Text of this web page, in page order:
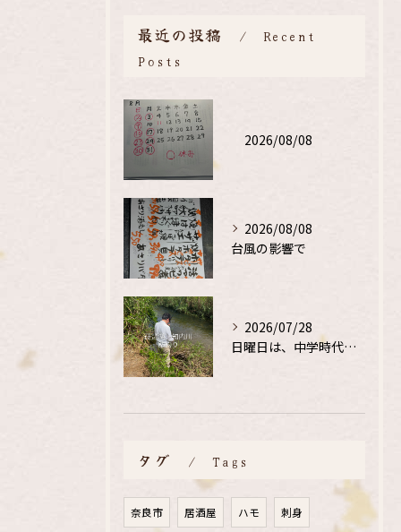
最近の投稿
Recent
Posts
2026/08/08
2026/08/08
台風の影響で
2026/07/28
日曜日は、中学時代の、同級生と鮎釣り
タグ Tags
奈良市 居酒屋 ハモ 刺身